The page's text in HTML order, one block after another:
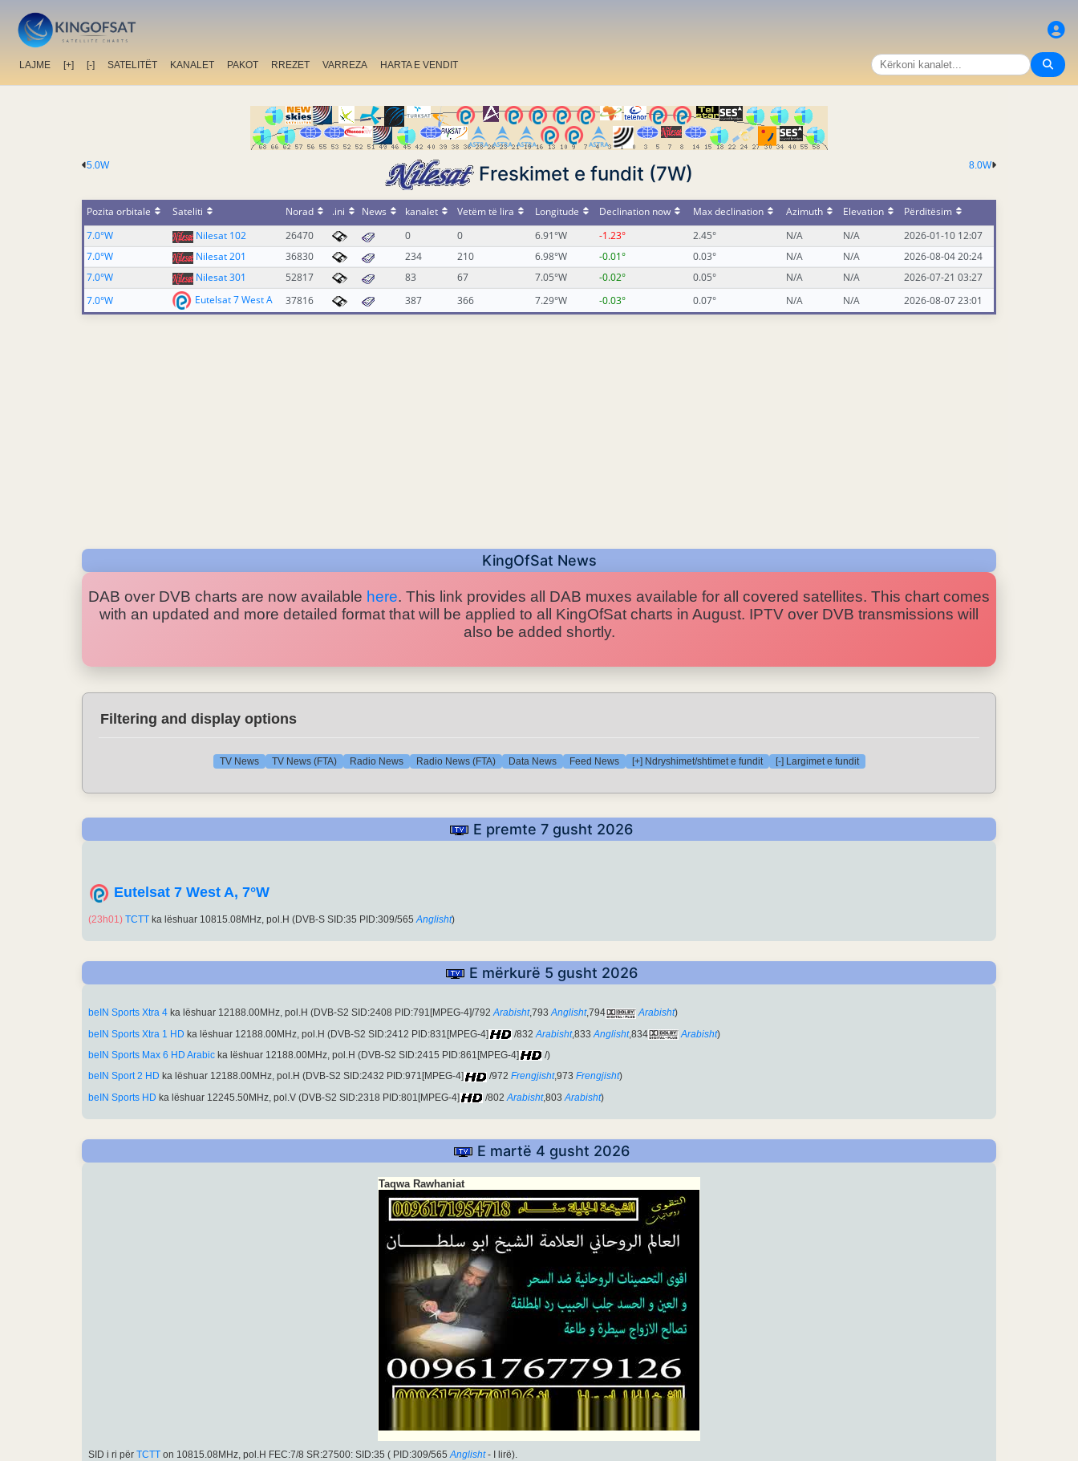
LAJME [+] [-] SATELITËT KANALET PAKOT RREZET VARREZA HARTA E VENDIT
8.0W
5.0W Freskimet e fundit (7W)
Pozita orbitale Sateliti Norad .ini News kanalet Vetëm të lira Longitude Declination now Max declination Azimuth Elevation
Përditësim
7.0°W
Nilesat 102 26470 0 0 6.91°W -1.23° 2.45° N/A N/A
2026-01-10 12:07
7.0°W
Nilesat 201 36830 234 210 6.98°W -0.01° 0.03° N/A N/A
2026-08-04 20:24
7.0°W
Nilesat 301 52817 83 67 7.05°W -0.02° 0.05° N/A N/A
2026-07-21 03:27
7.0°W
Eutelsat 7 West A 37816 387 366 7.29°W -0.03° 0.07° N/A N/A 2026-08-07 23:01
KingOfSat News
DAB over DVB charts are now available here. This link provides all DAB muxes available for all covered satellites. This chart comes
with an updated and more detailed format that will be applied to all KingOfSat charts in August. IPTV over DVB transmissions will
also be added shortly.
Filtering and display options
TV News TV News (FTA) Radio News Radio News (FTA) Data News Feed News [+] Ndryshimet/shtimet e fundit [-] Largimet e fundit
E premte 7 gusht 2026
Eutelsat 7 West A, 7°W
(23h01) TCTT ka lëshuar 10815.08MHz, pol.H (DVB-S SID:35 PID:309/565 Anglisht)
E mërkurë 5 gusht 2026
beIN Sports Xtra 4 ka lëshuar 12188.00MHz, pol.H (DVB-S2 SID:2408 PID:791[MPEG-4]/792 Arabisht,793 Anglisht,794 Arabisht)
beIN Sports Xtra 1 HD ka lëshuar 12188.00MHz, pol.H (DVB-S2 SID:2412 PID:831[MPEG-4] /832 Arabisht,833 Anglisht,834 Arabisht)
beIN Sports Max 6 HD Arabic ka lëshuar 12188.00MHz, pol.H (DVB-S2 SID:2415 PID:861[MPEG-4]
/)
beIN Sport 2 HD ka lëshuar 12188.00MHz, pol.H (DVB-S2 SID:2432 PID:971[MPEG-4] /972 Frengjisht,973 Frengjisht)
beIN Sports HD ka lëshuar 12245.50MHz, pol.V (DVB-S2 SID:2318 PID:801[MPEG-4] /802 Arabisht,803 Arabisht)
E martë 4 gusht 2026
Taqwa Rawhaniat
SID i ri për TCTT on 10815.08MHz, pol.H FEC:7/8 SR:27500: SID:35 ( PID:309/565 Anglisht- I lirë).